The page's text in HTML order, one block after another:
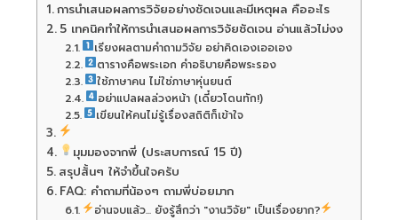
การนำเสนอผลการวิจัยอย่างชัดเจนและมีเหตุผล คืออะไร
5 เทคนิคทำให้การนำเสนอผลการวิจัยชัดเจน อ่านแล้วไม่งง
เรียงผลตามคำถามวิจัย อย่าคิดเองเออเอง
ตารางคือพระเอก คำอธิบายคือพระรอง
ใช้ภาษาคน ไม่ใช่ภาษาหุ่นยนต์
อย่าแปลผลล่วงหน้า (เดี๋ยวโดนทัก!)
เขียนให้คนไม่รู้เรื่องสถิติก็เข้าใจ
มุมมองจากพี่ (ประสบการณ์ 15 ปี)
สรุปสั้นๆ ให้จำขึ้นใจครับ
FAQ: คำถามที่น้องๆ ถามพี่บ่อยมาก
อ่านจบแล้ว... ยังรู้สึกว่า "งานวิจัย" เป็นเรื่องยาก?